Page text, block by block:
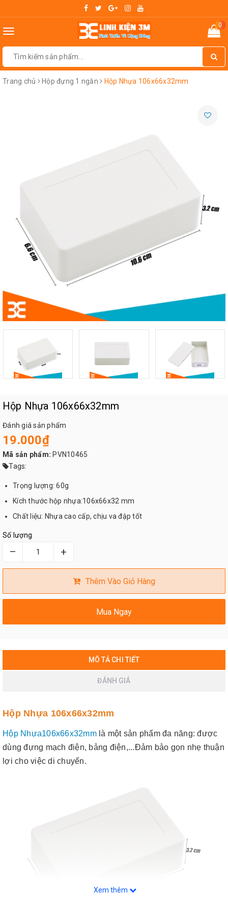
Toggle
0
Trang chủ Hộp đựng 1 ngăn Hộp Nhựa 106x66x32mm
Hộp Nhựa 106x66x32mm
Đánh giá sản phẩm
19.000₫
Mã sản phẩm: PVN10465
Tags:
Trọng lượng: 60g
Kích thước hộp nhựa:106x66x32 mm
Chất liệu: Nhựa cao cấp, chịu va đập tốt
Số lượng
– +
Thêm Vào Giỏ Hàng
Mua Ngay
MÔ TẢ CHI TIẾT
ĐÁNH GIÁ
Hộp Nhựa 106x66x32mm
Hộp Nhựa106x66x32mmlà một sản phẩm đa năng: được
dùng đựng mạch điện, bảng điện,...Đảm bảo gọn nhẹ thuận
lợi cho việc di chuyển.
Xem thêm